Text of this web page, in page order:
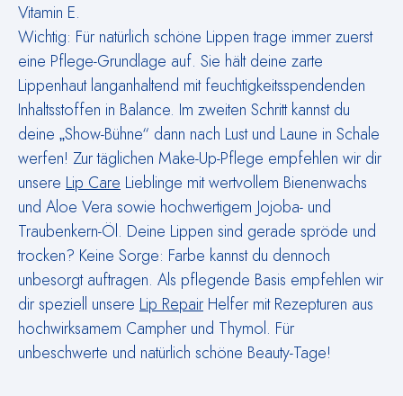
Vitamin E.
Wichtig: Für natürlich schöne Lippen trage immer zuerst
eine Pflege-Grundlage auf. Sie hält deine zarte
Lippenhaut langanhaltend mit feuchtigkeitsspendenden
Inhaltsstoffen in Balance. Im zweiten Schritt kannst du
deine „Show-Bühne“ dann nach Lust und Laune in Schale
werfen! Zur täglichen Make-Up-Pflege empfehlen wir dir
unsere Lip Care Lieblinge mit wertvollem Bienenwachs
und Aloe Vera sowie hochwertigem Jojoba- und
Traubenkern-Öl. Deine Lippen sind gerade spröde und
trocken? Keine Sorge: Farbe kannst du dennoch
unbesorgt auftragen. Als pflegende Basis empfehlen wir
dir speziell unsere Lip Repair Helfer mit Rezepturen aus
hochwirksamem Campher und Thymol. Für
unbeschwerte und natürlich schöne Beauty-Tage!